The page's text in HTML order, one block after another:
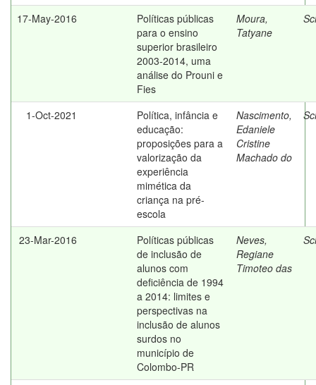
17-May-2016
Políticas públicas
para o ensino
superior brasileiro
2003-2014, uma
análise do Prouni e
Fies
Moura,
Tatyane
1-Oct-2021
Política, infância e
educação:
proposições para a
valorização da
experiência
mimética da
criança na pré-
escola
Nascimento,
Edaniele
Cristine
Machado do
23-Mar-2016
Políticas públicas
de inclusão de
alunos com
deficiência de 1994
a 2014: limites e
perspectivas na
inclusão de alunos
surdos no
município de
Colombo-PR
Neves,
Regiane
Timoteo das